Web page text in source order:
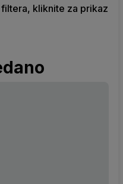
kliknite za prikaz